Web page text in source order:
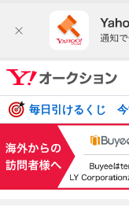
毎日引けるくじ 今